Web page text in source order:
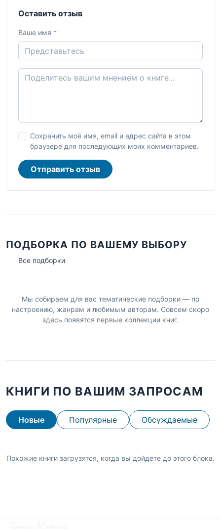
Оставить отзыв
Ваше имя *
Сохранить моё имя, email и адрес сайта в этом
браузере для последующих моих комментариев.
Отправить отзыв
ПОДБОРКА ПО ВАШЕМУ ВЫБОРУ
Все подборки
Мы собираем для вас тематические подборки — по
настроению, жанрам и любимым авторам. Совсем скоро
здесь появятся первые коллекции книг.
КНИГИ ПО ВАШИМ ЗАПРОСАМ
Новые Популярные Обсуждаемые
Похожие книги загрузятся, когда вы дойдете до этого блока.